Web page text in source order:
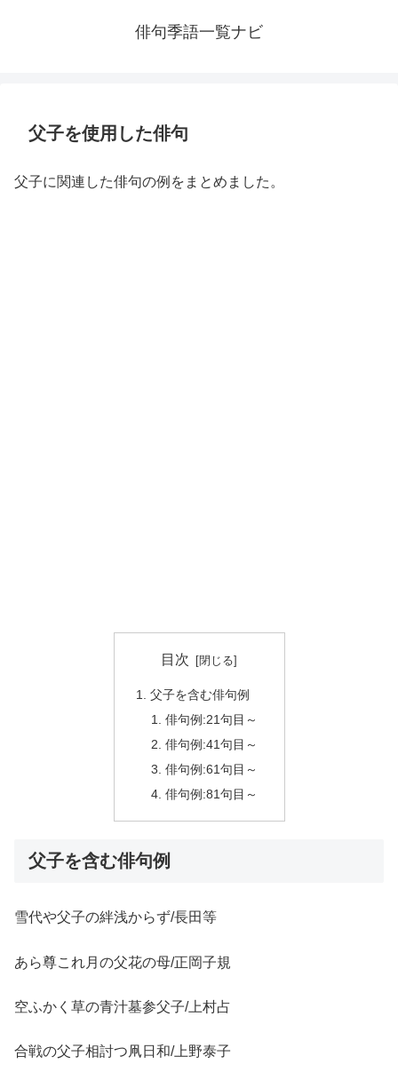
俳句季語一覧ナビ
父子を使用した俳句
父子に関連した俳句の例をまとめました。
目次
父子を含む俳句例
俳句例:21句目～
俳句例:41句目～
俳句例:61句目～
俳句例:81句目～
父子を含む俳句例
雪代や父子の絆浅からず/長田等
あら尊これ月の父花の母/正岡子規
空ふかく草の青汁墓参父子/上村占
合戦の父子相討つ凧日和/上野泰子